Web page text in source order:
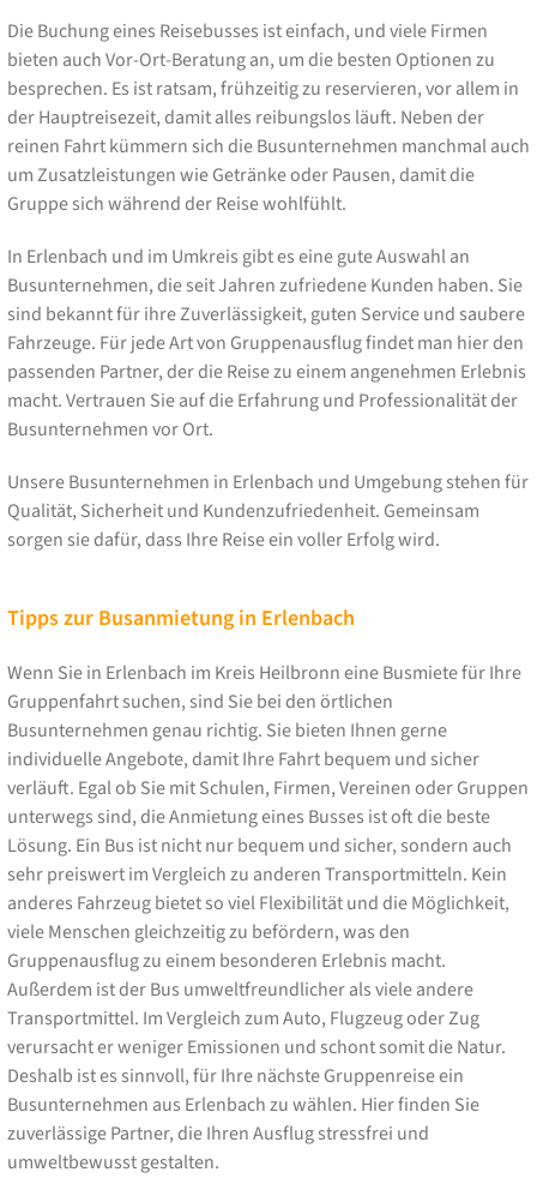
Die Buchung eines Reisebusses ist einfach, und viele Firmen
bieten auch Vor-Ort-Beratung an, um die besten Optionen zu
besprechen. Es ist ratsam, frühzeitig zu reservieren, vor allem in
der Hauptreisezeit, damit alles reibungslos läuft. Neben der
reinen Fahrt kümmern sich die Busunternehmen manchmal auch
um Zusatzleistungen wie Getränke oder Pausen, damit die
Gruppe sich während der Reise wohlfühlt.
In Erlenbach und im Umkreis gibt es eine gute Auswahl an
Busunternehmen, die seit Jahren zufriedene Kunden haben. Sie
sind bekannt für ihre Zuverlässigkeit, guten Service und saubere
Fahrzeuge. Für jede Art von Gruppenausflug findet man hier den
passenden Partner, der die Reise zu einem angenehmen Erlebnis
macht. Vertrauen Sie auf die Erfahrung und Professionalität der
Busunternehmen vor Ort.
Unsere Busunternehmen in Erlenbach und Umgebung stehen für
Qualität, Sicherheit und Kundenzufriedenheit. Gemeinsam
sorgen sie dafür, dass Ihre Reise ein voller Erfolg wird.
Tipps zur Busanmietung in Erlenbach
Wenn Sie in Erlenbach im Kreis Heilbronn eine Busmiete für Ihre
Gruppenfahrt suchen, sind Sie bei den örtlichen
Busunternehmen genau richtig. Sie bieten Ihnen gerne
individuelle Angebote, damit Ihre Fahrt bequem und sicher
verläuft. Egal ob Sie mit Schulen, Firmen, Vereinen oder Gruppen
unterwegs sind, die Anmietung eines Busses ist oft die beste
Lösung. Ein Bus ist nicht nur bequem und sicher, sondern auch
sehr preiswert im Vergleich zu anderen Transportmitteln. Kein
anderes Fahrzeug bietet so viel Flexibilität und die Möglichkeit,
viele Menschen gleichzeitig zu befördern, was den
Gruppenausflug zu einem besonderen Erlebnis macht.
Außerdem ist der Bus umweltfreundlicher als viele andere
Transportmittel. Im Vergleich zum Auto, Flugzeug oder Zug
verursacht er weniger Emissionen und schont somit die Natur.
Deshalb ist es sinnvoll, für Ihre nächste Gruppenreise ein
Busunternehmen aus Erlenbach zu wählen. Hier finden Sie
zuverlässige Partner, die Ihren Ausflug stressfrei und
umweltbewusst gestalten.